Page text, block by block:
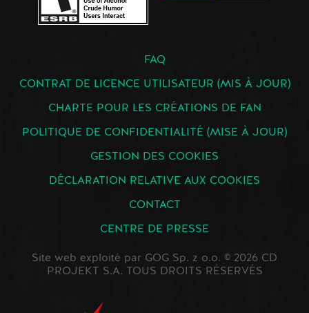
FAQ
CONTRAT DE LICENCE UTILISATEUR (MIS À JOUR)
CHARTE POUR LES CRÉATIONS DE FAN
POLITIQUE DE CONFIDENTIALITÉ (MISE À JOUR)
GESTION DES COOKIES
DÉCLARATION RELATIVE AUX COOKIES
CONTACT
CENTRE DE PRESSE
Site web exploité par GOG Sp. z o.o. © 2026 CD
PROJEKT S.A. TOUS DROITS RÉSERVÉS